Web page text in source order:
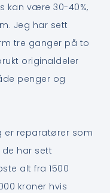
kan være 30-40%,
Jeg har sett
tre ganger på to
originaldeler
penger og
er reparatører som
har sett
alt fra 1500
kroner hvis